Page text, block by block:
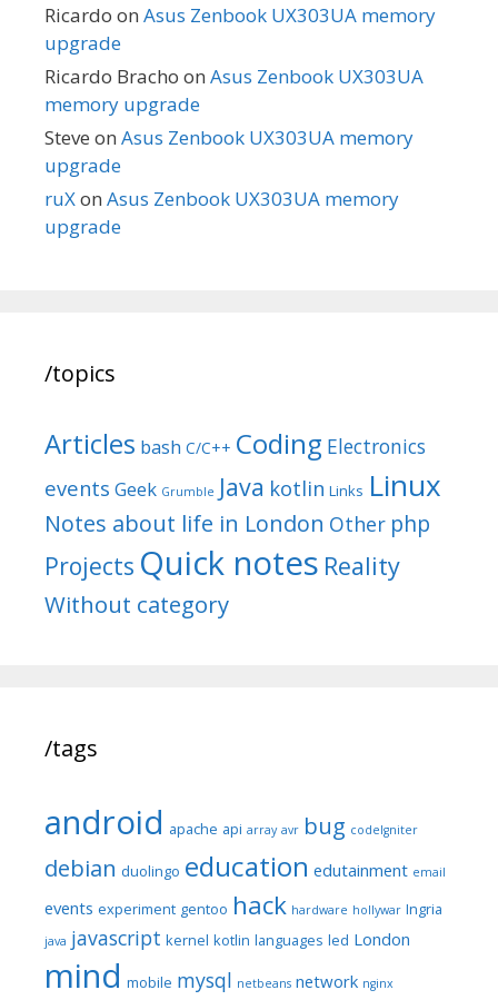
Ricardo on Asus Zenbook UX303UA memory
upgrade
Ricardo Bracho on Asus Zenbook UX303UA
memory upgrade
Steve on Asus Zenbook UX303UA memory
upgrade
ruXon Asus Zenbook UX303UA memory
upgrade
/topics
Articles bash C/C++ Coding Electronics
events Geek Grumble Java kotlin Links Linux
Notes about life in London Other php
Projects Quick notes Reality
Without category
/tags
android apache api array avr bug codeIgniter
debian duolingo education edutainment email
events experiment gentoo hack hardware hollywar Ingria
java javascript kernel kotlin languages led London
mind mobile mysql netbeans network nginx